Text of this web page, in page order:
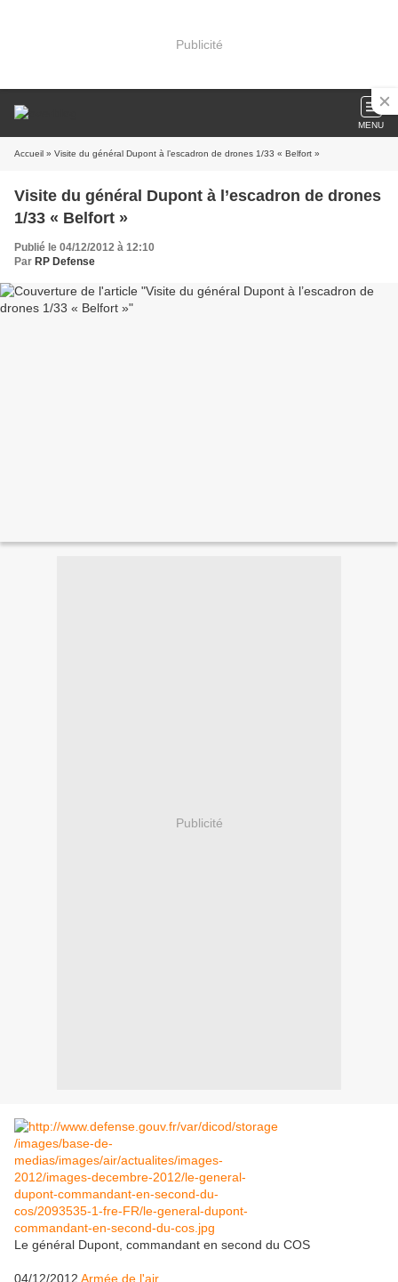
Publicité
MENU
Accueil » Visite du général Dupont à l’escadron de drones 1/33 « Belfort »
Visite du général Dupont à l’escadron de drones
1/33 « Belfort »
Publié le 04/12/2012 à 12:10
Par RP Defense
Publicité
Le général Dupont, commandant en second du COS
04/12/2012 Armée de l'air